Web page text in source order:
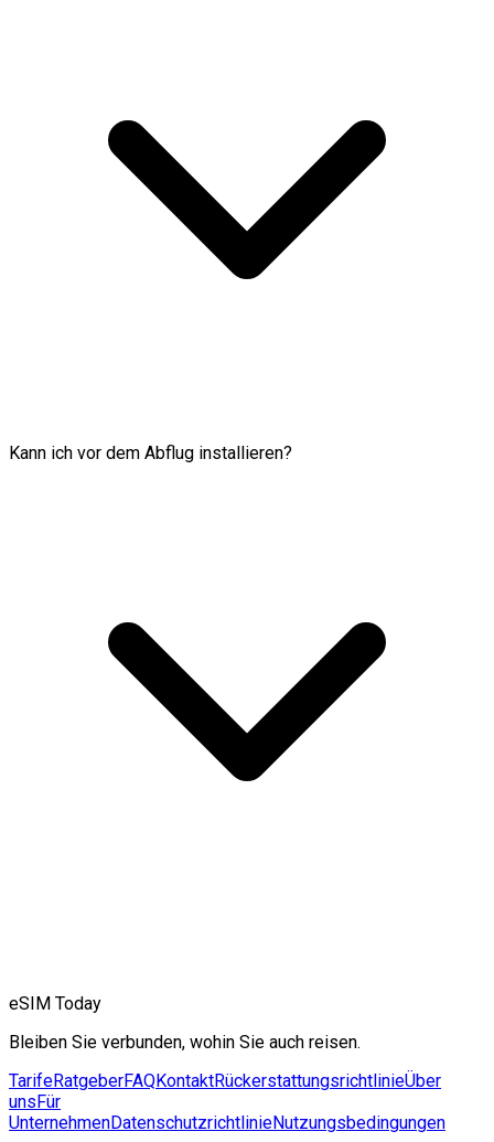
Kann ich vor dem Abflug installieren?
eSIM Today
Bleiben Sie verbunden, wohin Sie auch reisen.
TarifeRatgeberFAQKontaktRückerstattungsrichtlinieÜber
uns Für
UnternehmenDatenschutzrichtlinieNutzungsbedingungen